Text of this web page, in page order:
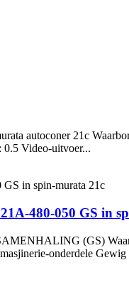
autoconer 21c
Video-uitvoer...
480-050 GS in
(GS)
onderdele